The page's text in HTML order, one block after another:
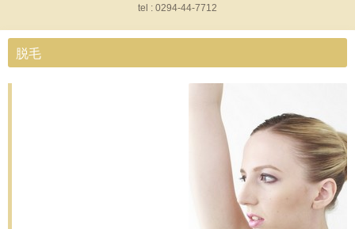
tel : 0294-44-7712
脱毛